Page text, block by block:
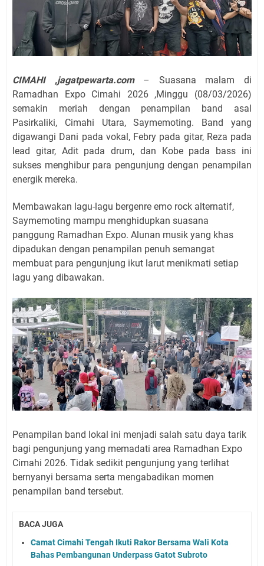
CIMAHI ,jagatpewarta.com– Suasana malam di
Ramadhan Expo Cimahi 2026 ,Minggu (08/03/2026)
semakin meriah dengan penampilan band asal
Pasirkaliki, Cimahi Utara, Saymemoting. Band yang
digawangi Dani pada vokal, Febry pada gitar, Reza pada
lead gitar, Adit pada drum, dan Kobe pada bass ini
sukses menghibur para pengunjung dengan penampilan
energik mereka.
Membawakan lagu-lagu bergenre emo rock alternatif,
Saymemoting mampu menghidupkan suasana
panggung Ramadhan Expo. Alunan musik yang khas
dipadukan dengan penampilan penuh semangat
membuat para pengunjung ikut larut menikmati setiap
lagu yang dibawakan.
Penampilan band lokal ini menjadi salah satu daya tarik
bagi pengunjung yang memadati area Ramadhan Expo
Cimahi 2026. Tidak sedikit pengunjung yang terlihat
bernyanyi bersama serta mengabadikan momen
penampilan band tersebut.
BACA JUGA
Camat Cimahi Tengah Ikuti Rakor Bersama Wali Kota
Bahas Pembangunan Underpass Gatot Subroto